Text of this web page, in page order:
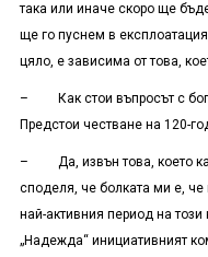
така или иначе скоро ще
ще го пуснем в
цяло, е зависима от това,
– Как стои въпросът с
Предстои честване на 120-
– Да, извън това, което
споделя, че болката ми е,
най-активния период на
„Надежда“ инициативният